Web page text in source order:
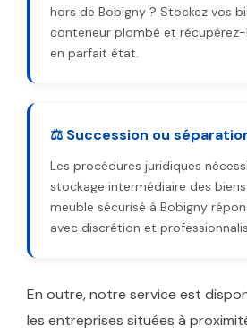
hors de Bobigny ? Stockez vos
conteneur plombé et
en parfait état.
⚖️ Succession ou
Les procédures juridiques
stockage intermédiaire des
meuble sécurisé à Bobigny
avec discrétion et
En outre, notre service est
les entreprises situées à